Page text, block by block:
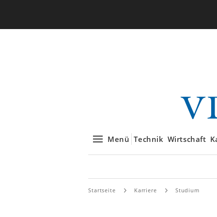
Menü Technik Wirtschaft
Startseite Karriere Studium